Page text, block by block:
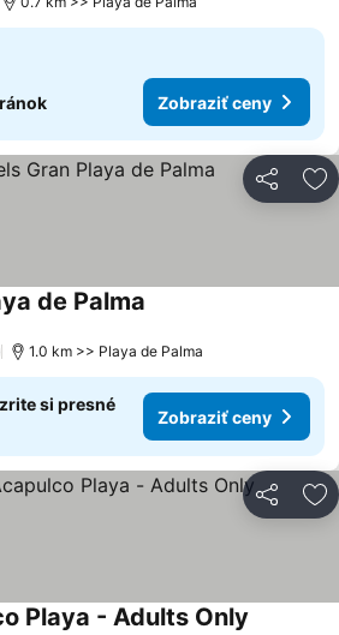
Zobraziť ceny
Zdieľať
de Palma
1.0 km >> Playa de Palma
si presné
Zobraziť ceny
Zdieľať
Playa - Adults Only